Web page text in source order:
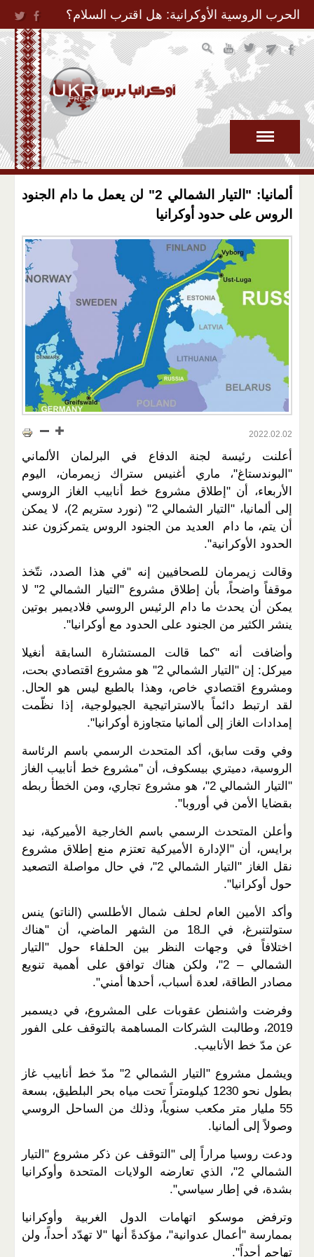
Jump to Navigation
الحرب الروسية الأوكرانية: هل اقترب السلام؟
ألمانيا: "التيار الشمالي 2" لن يعمل ما دام الجنود
الروس على حدود أوكرانيا
2022.02.02
أعلنت رئيسة لجنة الدفاع في البرلمان الألماني
"البوندستاغ"، ماري أغنيس ستراك زيمرمان، اليوم
الأربعاء، أن "إطلاق مشروع خط أنابيب الغاز الروسي
إلى ألمانيا، "التيار الشمالي 2" (نورد ستريم 2)، لا يمكن
أن يتم، ما دام العديد من الجنود الروس يتمركزون عند
الحدود الأوكرانية".
وقالت زيمرمان للصحافيين إنه "في هذا الصدد، نتّخذ
موقفاً واضحاً، بأن إطلاق مشروع "التيار الشمالي 2" لا
يمكن أن يحدث ما دام الرئيس الروسي فلاديمير بوتين
ينشر الكثير من الجنود على الحدود مع أوكرانيا".
وأضافت أنه "كما قالت المستشارة السابقة أنغيلا
ميركل: إن "التيار الشمالي 2" هو مشروع اقتصادي بحت،
ومشروع اقتصادي خاص، وهذا بالطبع ليس هو الحال.
لقد ارتبط دائماً بالاستراتيجية الجيولوجية، إذا نظّمت
إمدادات الغاز إلى ألمانيا متجاوزة أوكرانيا".
وفي وقت سابق، أكد المتحدث الرسمي باسم الرئاسة
الروسية، دميتري بيسكوف، أن "مشروع خط أنابيب الغاز
"التيار الشمالي 2"، هو مشروع تجاري، ومن الخطأ ربطه
بقضايا الأمن في أوروبا".
وأعلن المتحدث الرسمي باسم الخارجية الأميركية، نيد
برايس، أن "الإدارة الأميركية تعتزم منع إطلاق مشروع
نقل الغاز "التيار الشمالي 2"، في حال مواصلة التصعيد
حول أوكرانيا".
وأكد الأمين العام لحلف شمال الأطلسي (الناتو) ينس
ستولتنبرغ، في الـ18 من الشهر الماضي، أن "هناك
اختلافاً في وجهات النظر بين الحلفاء حول "التيار
الشمالي – 2"، ولكن هناك توافق على أهمية تنويع
مصادر الطاقة، لعدة أسباب، أحدها أمني".
وفرضت واشنطن عقوبات على المشروع، في ديسمبر
2019، وطالبت الشركات المساهمة بالتوقف على الفور
عن مدّ خط الأنابيب.
ويشمل مشروع "التيار الشمالي 2" مدّ خط أنابيب غاز
بطول نحو 1230 كيلومتراً تحت مياه بحر البلطيق، بسعة
55 مليار متر مكعب سنوياً، وذلك من الساحل الروسي
وصولاً إلى ألمانيا.
ودعت روسيا مراراً إلى "التوقف عن ذكر مشروع "التيار
الشمالي 2"، الذي تعارضه الولايات المتحدة وأوكرانيا
بشدة، في إطار سياسي".
وترفض موسكو اتهامات الدول الغربية وأوكرانيا
بممارسة "أعمال عدوانية"، مؤكدةً أنها "لا تهدّد أحداً، ولن
تهاجم أحداً".